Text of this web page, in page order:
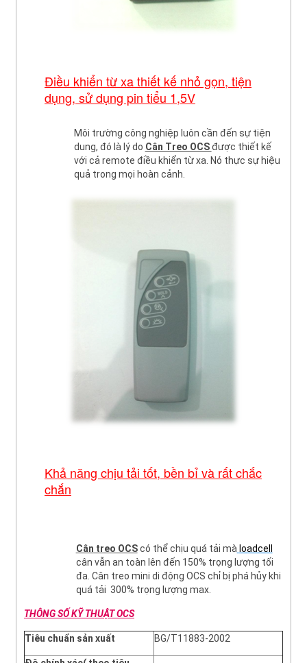
Điều khiển từ xa thiết kế nhỏ gọn, tiện
dụng, sử dụng pin tiểu 1,5V
Môi trường công nghiệp luôn cần đến sự tiện
dung, đó là lý do Cân Treo OCSđược thiết kế
với cả remote điều khiển từ xa. Nó thực sự hiệu
quả trong mọi hoàn cảnh.
Khả năng chịu tải tốt, bền bỉ và rất chắc
chắn
Cân treo OCScó thể chịu quá tải mà loadcell
cân vẫn an toàn lên đến 150% trọng lượng tối
đa. Cân treo mini di động OCS chỉ bị phá hủy khi
quá tải 300% trọng lượng max.
THÔNG SỐ KỸ THUẬT OCS
Tiêu chuẩn sản xuất BG/T11883-2002